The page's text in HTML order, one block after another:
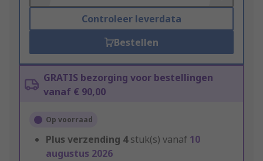
Controleer leverdata
Bestellen
GRATIS bezorging voor bestellingen
vanaf € 90,00
Op voorraad
Plus verzending 4stuk(s) vanaf 10
augustus 2026